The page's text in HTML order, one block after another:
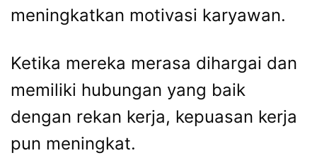
meningkatkan motivasi karyawan.
Ketika mereka merasa dihargai dan
memiliki hubungan yang baik
dengan rekan kerja, kepuasan kerja
pun meningkat.